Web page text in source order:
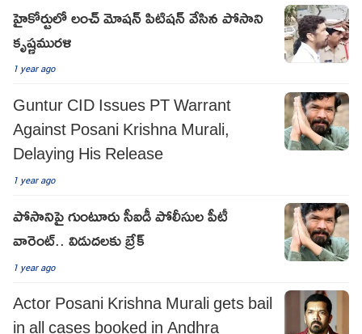
హైకోర్టులో లంచ్ మోషన్ పిటిషన్ వేసిన పోసాని
కృష్ణమురళి
1 year ago
Guntur CID Issues PT Warrant
Against Posani Krishna Murali,
Delaying His Release
1 year ago
పోసానిపై గుంటూరు సీఐడీ పోలీసుల పీటీ
వారెంట్.. విడుదలకు బ్రేక్
1 year ago
Actor Posani Krishna Murali gets bail
in all cases booked in Andhra